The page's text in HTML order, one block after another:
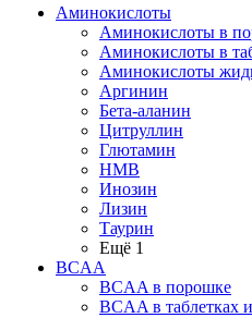
Аминокислоты
Аминокислоты в
Аминокислоты в
Аминокислоты
Аргинин
Бета-аланин
Цитруллин
Глютамин
HMB
Инозин
Лизин
Таурин
Ещё 1
BCAA
BCAA в порошке
BCAA в таблетках